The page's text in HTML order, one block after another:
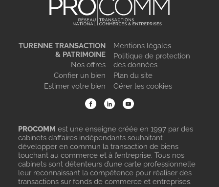
TURENNE TRANSACTION
& PATRIMOINE
Nos offres
Confier un bien
Estimer votre bien
Mentions légales
Politique de protection
des données
Plan du site
Gérer les cookies
PROCOMM est une enseigne créée en 1997 par des
cabinets d’affaires indépendants souhaitant
développer en commun la transaction de biens
touchant au commerce et à l’entreprise. Tous nos
cabinets sont détenteurs d’une carte professionnelle
leur reconnaissant la compétence pour réaliser des
transactions sur fonds de commerce et entreprises.